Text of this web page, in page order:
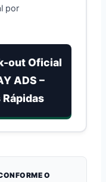
por
out Oficial
ADS –
O